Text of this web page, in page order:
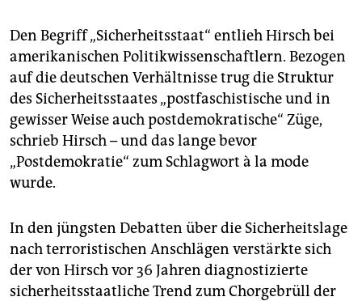
Den Begriff „Sicherheitsstaat“ entlieh Hirsch bei
amerikanischen Politikwissenschaftlern. Bezogen
auf die deutschen Verhältnisse trug die Struktur
des Sicherheitsstaates „postfaschistische und in
gewisser Weise auch postdemokratische“ Züge,
schrieb Hirsch – und das lange bevor
„Postdemokratie“ zum Schlagwort à la mode
wurde.
In den jüngsten Debatten über die Sicherheitslage
nach terroristischen Anschlägen verstärkte sich
der von Hirsch vor 36 Jahren diagnostizierte
sicherheitsstaatliche Trend zum Chorgebrüll der